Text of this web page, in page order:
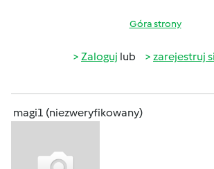
Góra strony
Zaloguj lub zarejestruj
magi1 (niezweryfikowany)